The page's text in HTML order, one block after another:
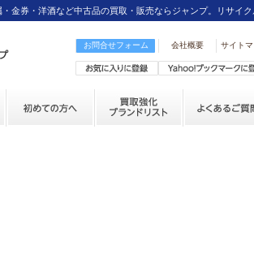
金券・洋酒など中古品の買取・販売ならジャンプ。リサイ
お問合せフォーム 会社概要 サイト